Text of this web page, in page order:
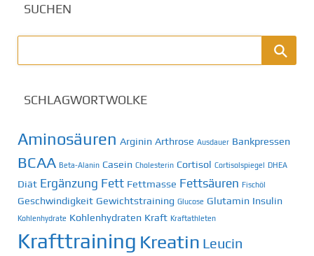
SUCHEN
SCHLAGWORTWOLKE
Aminosäuren Arginin Arthrose Ausdauer Bankpressen
BCAA Beta-Alanin Casein Cholesterin Cortisol Cortisolspiegel DHEA
Diät Ergänzung Fett Fettmasse Fettsäuren Fischöl
Geschwindigkeit Gewichtstraining Glucose Glutamin Insulin
Kohlenhydrate Kohlenhydraten Kraft Kraftathleten
Krafttraining Kreatin Leucin